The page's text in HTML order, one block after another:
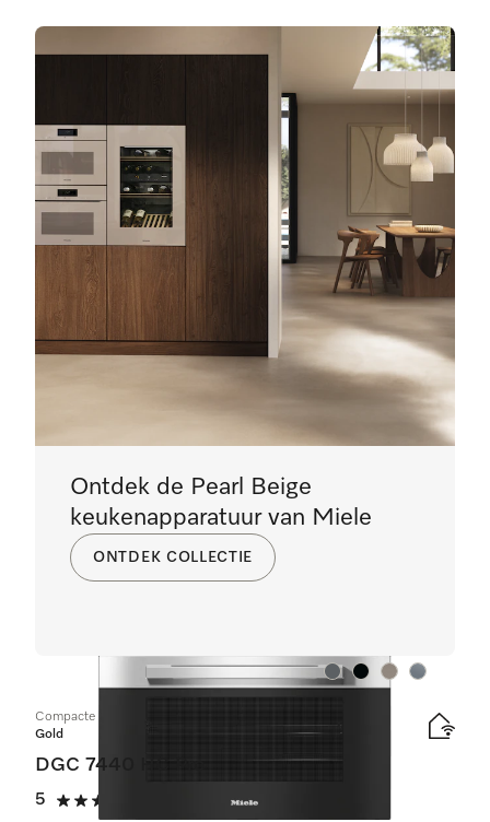
Kleur:Kleur:Kleur:Kleur:
Compacte combi-stoomoven
Gold
DGC 7440 HC Pro
5
5 sterren op 5
(3 beoordelingen)
Ontdek de Pearl Beige
keukenapparatuur van Miele
ONTDEK COLLECTIE